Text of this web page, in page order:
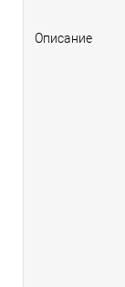
Описание